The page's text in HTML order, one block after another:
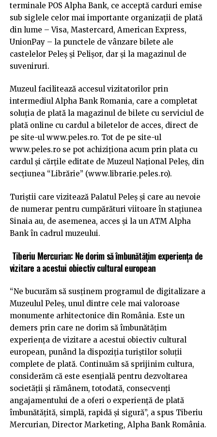
terminale POS Alpha Bank, ce acceptă carduri emise
sub siglele celor mai importante organizații de plată
din lume – Visa, Mastercard, American Express,
UnionPay – la punctele de vânzare bilete ale
castelelor Peleș și Pelișor, dar și la magazinul de
suveniruri.
Muzeul facilitează accesul vizitatorilor prin
intermediul Alpha Bank Romania, care a completat
soluția de plată la magazinul de bilete cu serviciul de
plată online cu cardul a biletelor de acces, direct de
pe site-ul www.peles.ro. Tot de pe site-ul
www.peles.ro se pot achiziționa acum prin plata cu
cardul și cărțile editate de Muzeul Național Peleș, din
secțiunea “Librărie” (www.librarie.peles.ro).
Turiștii care vizitează Palatul Peleș și care au nevoie
de numerar pentru cumpărături viitoare în stațiunea
Sinaia au, de asemenea, acces și la un ATM Alpha
Bank în cadrul muzeului.
Tiberiu Mercurian: Ne dorim să îmbunătățim experiența de
vizitare a acestui obiectiv cultural european
“Ne bucurăm să susținem programul de digitalizare a
Muzeulul Peleș, unul dintre cele mai valoroase
monumente arhitectonice din România. Este un
demers prin care ne dorim să îmbunătățim
experiența de vizitare a acestui obiectiv cultural
european, punând la dispoziția turiștilor soluții
complete de plată. Continuăm să sprijinim cultura,
considerăm că este esențială pentru dezvoltarea
societății și rămânem, totodată, consecvenți
angajamentului de a oferi o experiență de plată
îmbunătățită, simplă, rapidă și sigură”, a spus Tiberiu
Mercurian, Director Marketing, Alpha Bank România.